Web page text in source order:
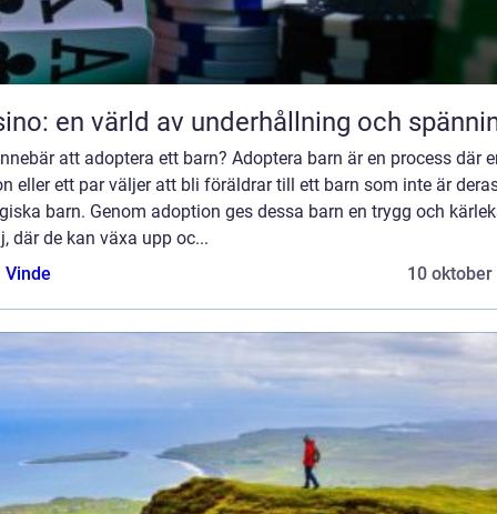
en värld av underhållning och
att adoptera ett barn? Adoptera barn är en process där
eller ett par väljer att bli föräldrar till ett barn som inte är
barn. Genom adoption ges dessa barn en trygg och
där de kan växa upp oc...
Vinde
10 oktober